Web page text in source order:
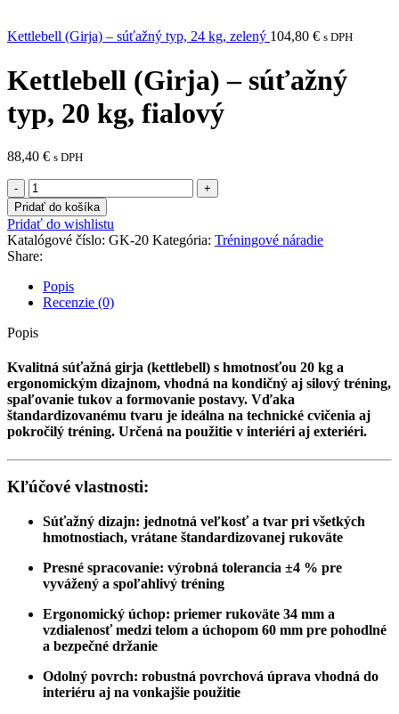
Kettlebell (Girja) – súťažný typ, 24 kg, zelený 104,80 € s DPH
Kettlebell (Girja) – súťažný
typ, 20 kg, fialový
88,40 € s DPH
množstvo
Kettlebell
(Girja)
–
súťažný
typ,
20
kg,
fialový
Pridať do košíka
Pridať do wishlistu
Katalógové číslo: GK-20 Kategória: Tréningové náradie
Share:
Popis
Recenzie (0)
Popis
Kvalitná súťažná girja (kettlebell) s hmotnosťou 20 kg a
ergonomickým dizajnom, vhodná na kondičný aj silový tréning,
spaľovanie tukov a formovanie postavy. Vďaka
štandardizovanému tvaru je ideálna na technické cvičenia aj
pokročilý tréning. Určená na použitie v interiéri aj exteriéri.
Kľúčové vlastnosti:
Súťažný dizajn: jednotná veľkosť a tvar pri všetkých
hmotnostiach, vrátane štandardizovanej rukoväte
Presné spracovanie: výrobná tolerancia ±4 % pre
vyvážený a spoľahlivý tréning
Ergonomický úchop: priemer rukoväte 34 mm a
vzdialenosť medzi telom a úchopom 60 mm pre pohodlné
a bezpečné držanie
Odolný povrch: robustná povrchová úprava vhodná do
interiéru aj na vonkajšie použitie